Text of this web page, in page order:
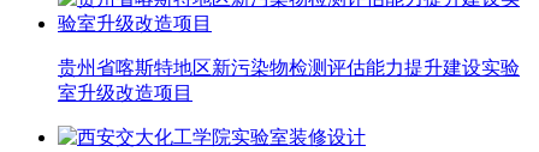
贵州省喀斯特地区新污染物检测评估能力提升建设实验
室升级改造项目